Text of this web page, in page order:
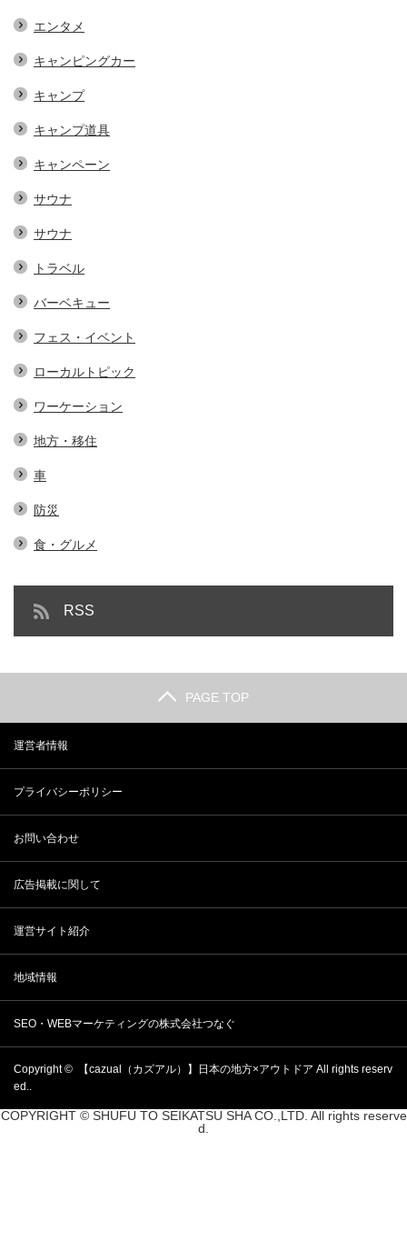
エンタメ
キャンピングカー
キャンプ
キャンプ道具
キャンペーン
サウナ
サウナ
トラベル
バーベキュー
フェス・イベント
ローカルトピック
ワーケーション
地方・移住
車
防災
食・グルメ
RSS
PAGE TOP
運営者情報
プライバシーポリシー
お問い合わせ
広告掲載に関して
運営サイト紹介
地域情報
SEO・WEBマーケティングの株式会社つなぐ
Copyright © 【cazual（カズアル）】日本の地方×アウトドア All rights reserv
ed..
COPYRIGHT © SHUFU TO SEIKATSU SHA CO.,LTD. All rights reserve
d.